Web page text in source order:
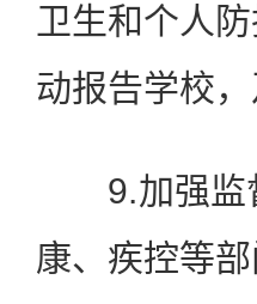
卫生和个人
动报告学校，
9.加强监督
康、疾控等